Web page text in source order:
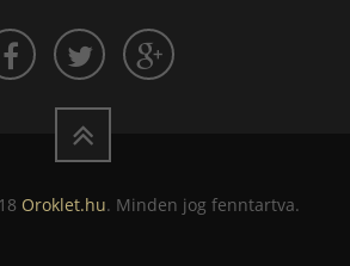
Oroklet.hu. Minden jog fenntartva.